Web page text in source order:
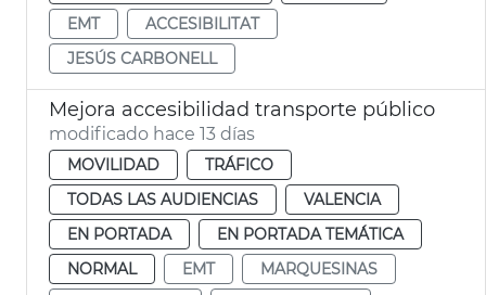
EMT
ACCESIBILITAT
JESÚS CARBONELL
Mejora accesibilidad transporte público
modificado hace 13 días
MOVILIDAD
TRÁFICO
TODAS LAS AUDIENCIAS
VALENCIA
EN PORTADA
EN PORTADA TEMÁTICA
NORMAL
EMT
MARQUESINAS